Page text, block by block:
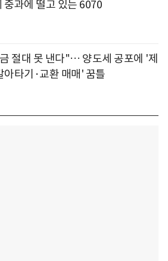
중과에 떨고 있는 6070
절대 못 낸다"… 양도세 공포에 '제
아타기·교환 매매' 꿈틀